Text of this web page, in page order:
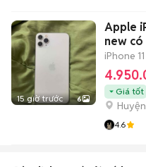
15 giờ trước 6
Apple
new có
iPhone
Giá tốt
4.6